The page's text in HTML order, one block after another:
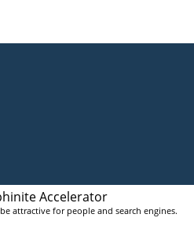
Accelerator
attractive for people and search engines.